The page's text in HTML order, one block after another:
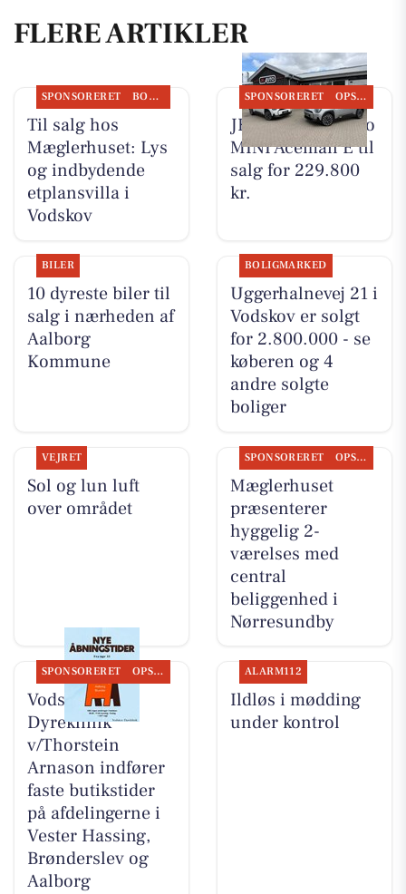
FLERE ARTIKLER
SPONSORERET BOLIGMARKED
Til salg hos
Mæglerhuset: Lys
og indbydende
etplansvilla i
Vodskov
SPONSORERET OPSLAGSTAVLEN
JK Auto ApS har to
MINI Aceman E til
salg for 229.800
kr.
BILER
10 dyreste biler til
salg i nærheden af
Aalborg
Kommune
BOLIGMARKED
Uggerhalnevej 21 i
Vodskov er solgt
for 2.800.000 - se
køberen og 4
andre solgte
boliger
VEJRET
Sol og lun luft
over området
SPONSORERET OPSLAGSTAVLEN
Mæglerhuset
præsenterer
hyggelig 2-
værelses med
central
beliggenhed i
Nørresundby
SPONSORERET OPSLAGSTAVLEN
Vodskov
Dyreklinik
v/Thorstein
Arnason indfører
faste butikstider
på afdelingerne i
Vester Hassing,
Brønderslev og
Aalborg
ALARM112
Ildløs i mødding
under kontrol